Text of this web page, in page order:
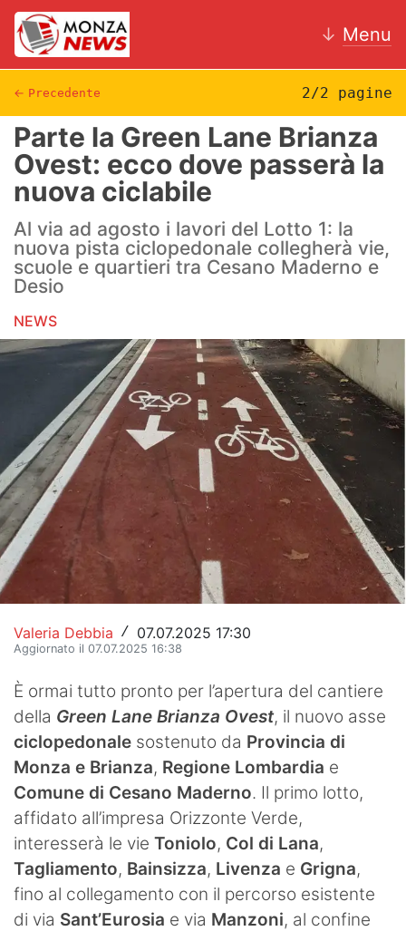
↓ Menu
News
AC Monza
Calcio
Motori
Volley
Hockey
Altri sport
Hockey
Pallanuoto
Pallamano
Altre
News
Turismo
← Precedente 2/2 pagine
Parte la Green Lane Brianza
Ovest: ecco dove passerà la
nuova ciclabile
Al via ad agosto i lavori del Lotto 1: la
nuova pista ciclopedonale collegherà vie,
scuole e quartieri tra Cesano Maderno e
Desio
NEWS
Valeria Debbia / 07.07.2025 17:30
Aggiornato il 07.07.2025 16:38
È ormai tutto pronto per l’apertura del cantiere
della Green Lane Brianza Ovest, il nuovo asse
ciclopedonale sostenuto da Provincia di
Monza e Brianza, Regione Lombardia e
Comune di Cesano Maderno. Il primo lotto,
affidato all’impresa Orizzonte Verde,
interesserà le vie Toniolo, Col di Lana,
Tagliamento, Bainsizza, Livenza e Grigna,
fino al collegamento con il percorso esistente
di via Sant’Eurosia e via Manzoni, al confine